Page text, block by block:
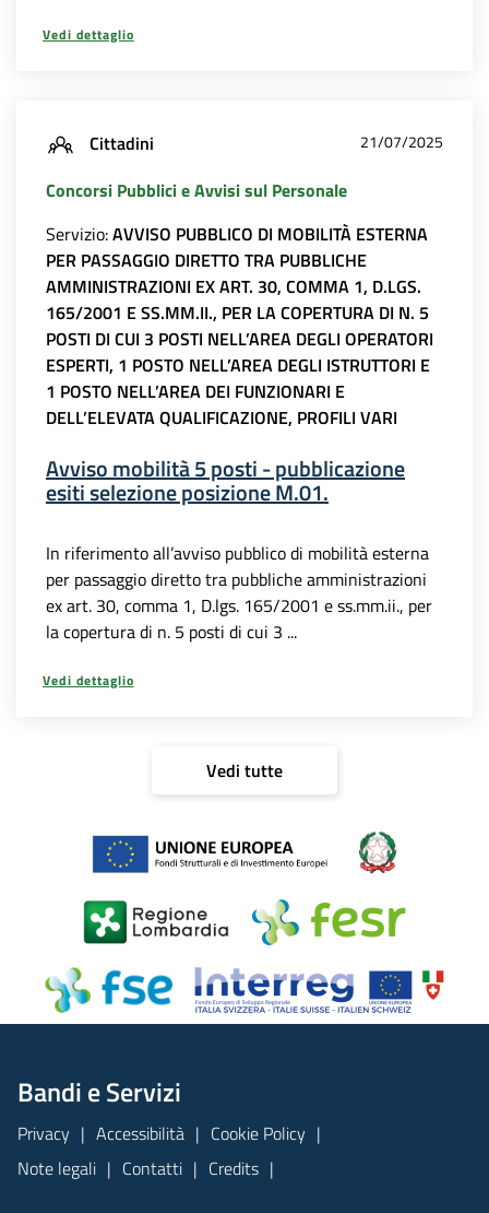
Vedi dettaglio
Cittadini 21/07/2025
Concorsi Pubblici e Avvisi sul Personale
Servizio:AVVISO PUBBLICO DI MOBILITÀ ESTERNA
PER PASSAGGIO DIRETTO TRA PUBBLICHE
AMMINISTRAZIONI EX ART. 30, COMMA 1, D.LGS.
165/2001 E SS.MM.II., PER LA COPERTURA DI N. 5
POSTI DI CUI 3 POSTI NELL’AREA DEGLI OPERATORI
ESPERTI, 1 POSTO NELL’AREA DEGLI ISTRUTTORI E
1 POSTO NELL’AREA DEI FUNZIONARI E
DELL’ELEVATA QUALIFICAZIONE, PROFILI VARI
Avviso mobilità 5 posti - pubblicazione
esiti selezione posizione M.01.
In riferimento all’avviso pubblico di mobilità esterna
per passaggio diretto tra pubbliche amministrazioni
ex art. 30, comma 1, D.lgs. 165/2001 e ss.mm.ii., per
la copertura di n. 5 posti di cui 3 ...
Vedi dettaglio
Vedi tutte
Bandi e Servizi
Privacy Accessibilità
Cookie Policy
Note legali
Contatti Credits